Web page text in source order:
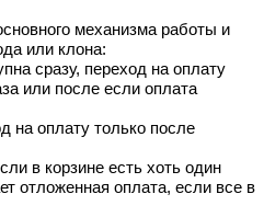
механизма работы и
или клона:
сразу, переход на оплату
или после если оплата
на оплату только после
в корзине есть хоть один
отложенная оплата, если все в